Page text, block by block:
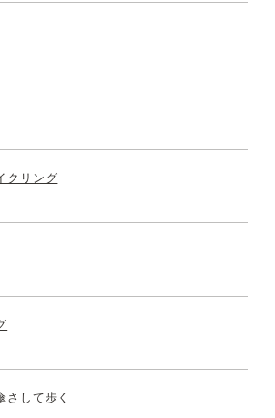
クリング
して歩く